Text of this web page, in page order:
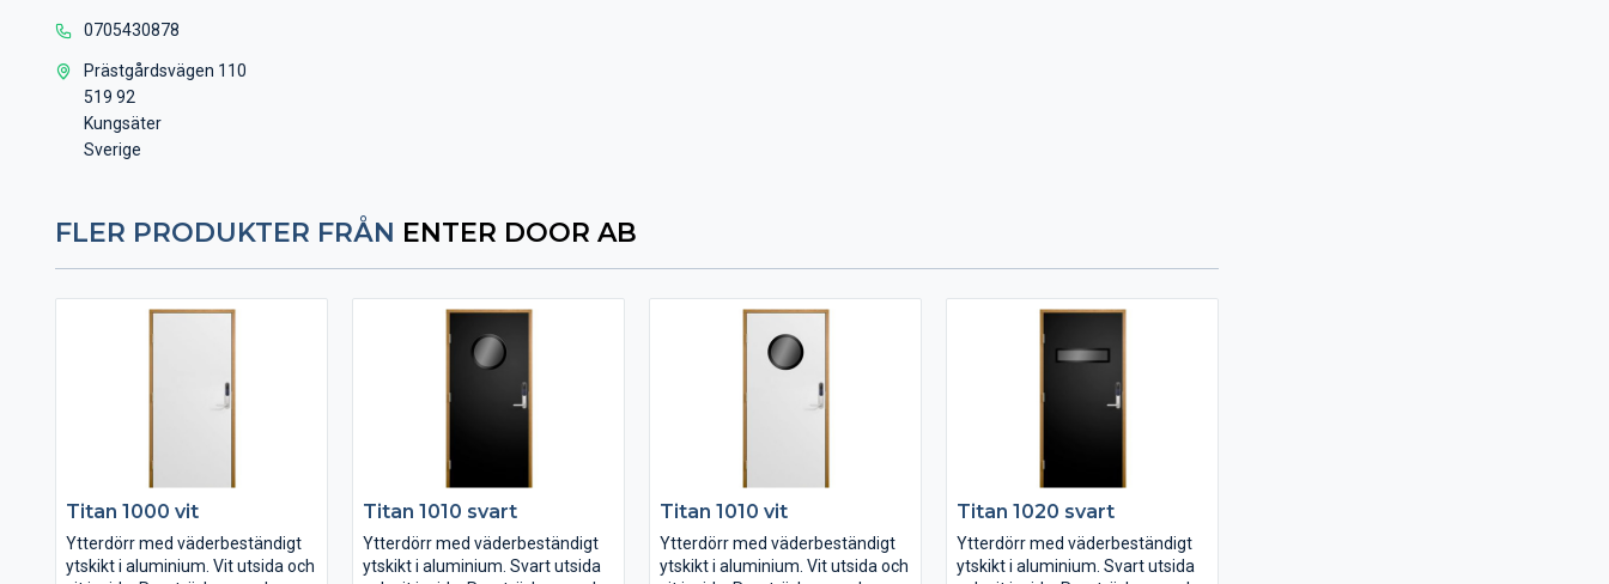
0705430878
Prästgårdsvägen 110
519 92
Kungsäter
Sverige
FLER PRODUKTER FRÅN ENTER DOOR AB
Titan 1000 vit
Ytterdörr med väderbeständigt
ytskikt i aluminium. Vit utsida och
Titan 1010 svart
Ytterdörr med väderbeständigt
ytskikt i aluminium. Svart utsida
Titan 1010 vit
Ytterdörr med väderbeständigt
ytskikt i aluminium. Vit utsida och
Titan 1020 svart
Ytterdörr med väderbeständigt
ytskikt i aluminium. Svart utsida